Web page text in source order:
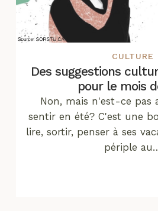
CULTURE
Des suggestions
pour le mois
Non, mais n'est-ce pas
sentir en été? C'est une
lire, sortir, penser à ses
périple